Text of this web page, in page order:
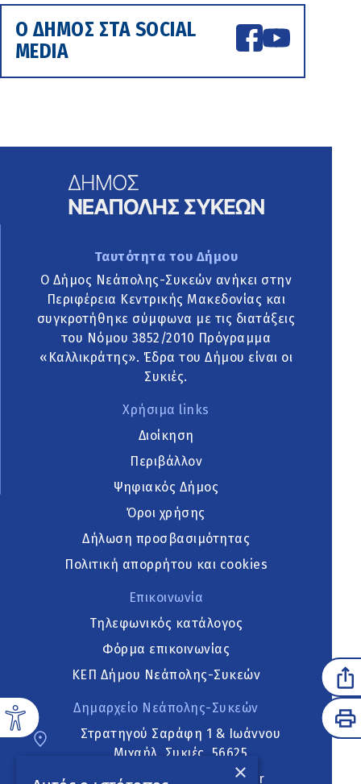
Ο ΔΗΜΟΣ ΣΤΑ SOCIAL
MEDIA
Ταυτότητα του Δήμου
Ο Δήμος Νεάπολης-Συκεών ανήκει στην
Περιφέρεια Κεντρικής Μακεδονίας και
συγκροτήθηκε σύμφωνα με τις διατάξεις
του Νόμου 3852/2010 Πρόγραμμα
«Καλλικράτης». Έδρα του Δήμου είναι οι
Συκιές.
Χρήσιμα links
Διοίκηση
Περιβάλλον
Ψηφιακός Δήμος
Όροι χρήσης
Δήλωση προσβασιμότητας
Πολιτική απορρήτου και cookies
Επικοινωνία
Τηλεφωνικός κατάλογος
Φόρμα επικοινωνίας
ΚΕΠ Δήμου Νεάπολης-Συκεών
Δημαρχείο Νεάπολης-Συκεών
Στρατηγού Σαράφη 1 & Ιωάννου
Μιχαήλ, Συκιές, 56625
neapoli.sykies@ddt.gov.gr
×